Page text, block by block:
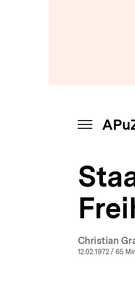
Christian
12.02.1972/ 65